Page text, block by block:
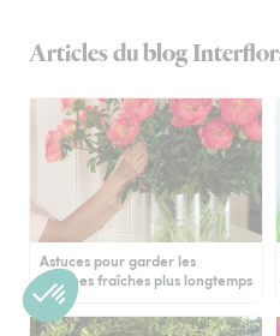
Articles du blog
Astuces pour garder les
pivoines fraîches plus longtemps